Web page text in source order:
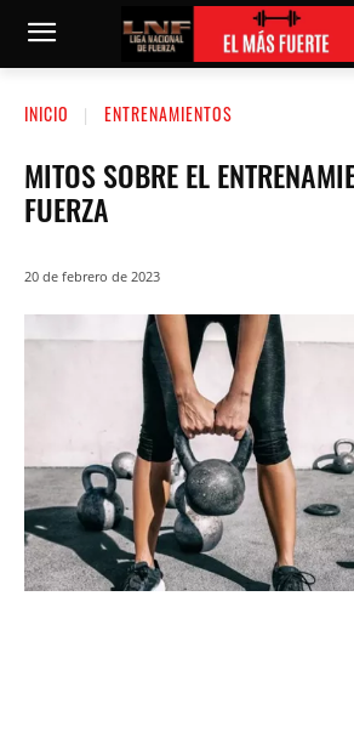
INICIO ENTRENAMIENTOS
MITOS SOBRE EL
FUERZA
20 de febrero de 2023